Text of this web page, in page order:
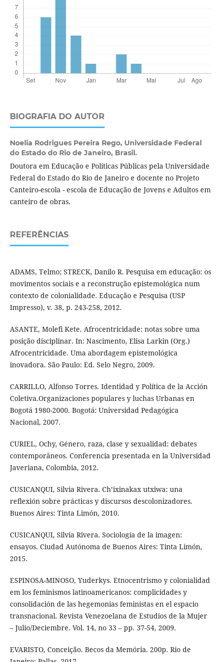
BIOGRAFIA DO AUTOR
Noelia Rodrigues Pereira Rego, Universidade Federal
do Estado do Rio de Janeiro, Brasil.
Doutora em Educação e Políticas Públicas pela Universidade
Federal do Estado do Rio de Janeiro e docente no Projeto
Canteiro-escola - escola de Educação de Jovens e Adultos em
canteiro de obras.
REFERÊNCIAS
ADAMS, Telmo; STRECK, Danilo R. Pesquisa em educação: os
movimentos sociais e a reconstrução epistemológica num
contexto de colonialidade. Educação e Pesquisa (USP
Impresso), v. 38, p. 243-258, 2012.
ASANTE, Molefi Kete. Afrocentricidade: notas sobre uma
posição disciplinar. In: Nascimento, Elisa Larkin (Org.)
Afrocentricidade. Uma abordagem epistemológica
inovadora. São Paulo: Ed. Selo Negro, 2009.
CARRILLO, Alfonso Torres. Identidad y Política de la Acción
Coletiva.Organizaciones populares y luchas Urbanas en
Bogotá 1980-2000. Bogotá: Universidad Pedagógica
Nacional, 2007.
CURIEL, Ochy, Género, raza, clase y sexualidad: debates
contemporâneos. Conferencia presentada en la Universidad
Javeriana, Colombia, 2012.
CUSICANQUI, Silvia Rivera. Ch’ixinakax utxiwa: una
reflexión sobre prácticas y discursos descolonizadores.
Buenos Aires: Tinta Limón, 2010.
CUSICANQUI, Silvia Rivera. Sociología de la imagen:
ensayos. Ciudad Autónoma de Buenos Aires: Tinta Limón,
2015.
ESPINOSA-MINOSO, Yuderkys. Etnocentrismo y colonialidad
em los feminismos latinoamericanos: complicidades y
consolidación de las hegemonias feministas en el espacio
transnacional. Revista Venezoelana de Estudios de la Mujer
– Julio/Deciembre. Vol. 14, no 33 – pp. 37-54, 2009.
EVARISTO, Conceição. Becos da Memória. 200p. Rio de